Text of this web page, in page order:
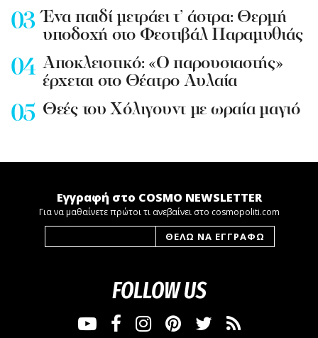
Ένα παιδί μετράει τ’ άστρα: Θερμή
υποδοχή στο Φεστιβάλ Παραμυθιάς
Aποκλειστικό: «Ο παρουσιαστής»
έρχεται στο Θέατρο Αυλαία
Θεές του Χόλιγουντ με ωραία μαγιό
Εγγραφή στο COSMO NEWSLETTER
Για να μαθαίνετε πρώτοι τι ανεβαίνει στο cosmopoliti.com
FOLLOW US